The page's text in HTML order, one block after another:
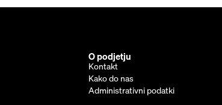
O podjetju
Kontakt
Kako do nas
Administrativni podatki